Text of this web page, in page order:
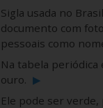
Sigla usada no
documento com
pessoais como
Na tabela periódica
ouro. ▶
Ele pode ser